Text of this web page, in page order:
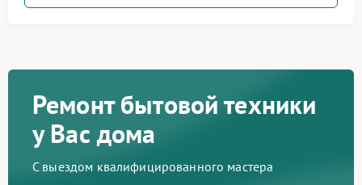
Ремонт бытовой техники
у Вас дома
С выездом квалифицированного мастера